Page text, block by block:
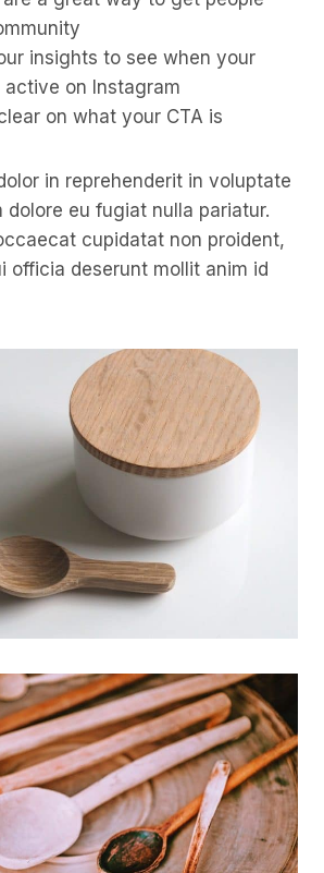
insights to see when your
active on Instagram
on what your CTA is
in reprehenderit in voluptate
dolore eu fugiat nulla pariatur.
cupidatat non proident,
officia deserunt mollit anim id